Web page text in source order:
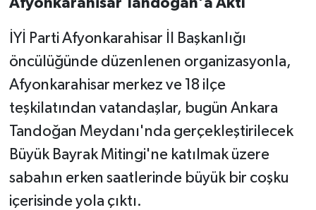
İYİ Parti Afyonkarahisar İl Başkanlığı
öncülüğünde düzenlenen organizasyonla,
Afyonkarahisar merkez ve 18 ilçe
teşkilatından vatandaşlar, bugün Ankara
Tandoğan Meydanı'nda gerçekleştirilecek
Büyük Bayrak Mitingi'ne katılmak üzere
sabahın erken saatlerinde büyük bir coşku
içerisinde yola çıktı.